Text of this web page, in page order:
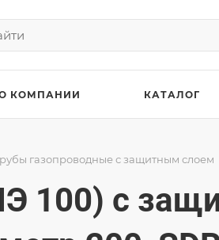
КОМПАНИИ КАТАЛОГ
газопроводные с защитным слоем
100) с